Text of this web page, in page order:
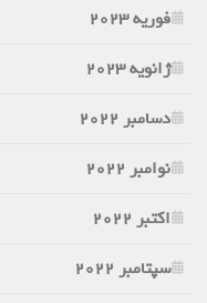
فوریه 2023
ژانویه 2023
دسامبر 2022
نوامبر 2022
اکتبر 2022
سپتامبر 2022